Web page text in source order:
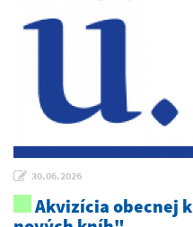
30.06.2026
Akvizícia obecnej